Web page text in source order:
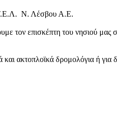
Ν. Λέσβου Α.Ε.
τον επισκέπτη του νησιού
και ακτοπλοϊκά δρομολόγια ή